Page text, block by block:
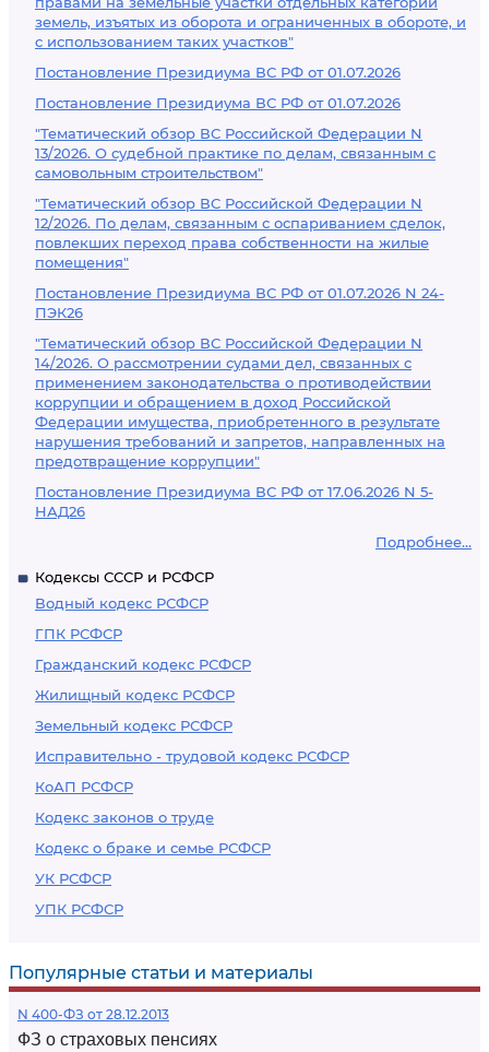
земель, изъятых из оборота и ограниченных в обороте, и
с использованием таких участков"
Постановление Президиума ВС РФ от 01.07.2026
Постановление Президиума ВС РФ от 01.07.2026
"Тематический обзор ВС Российской Федерации N
13/2026. О судебной практике по делам, связанным с
самовольным строительством"
"Тематический обзор ВС Российской Федерации N
12/2026. По делам, связанным с оспариванием сделок,
повлекших переход права собственности на жилые
помещения"
Постановление Президиума ВС РФ от 01.07.2026 N 24-
ПЭК26
"Тематический обзор ВС Российской Федерации N
14/2026. О рассмотрении судами дел, связанных с
применением законодательства о противодействии
коррупции и обращением в доход Российской
Федерации имущества, приобретенного в результате
нарушения требований и запретов, направленных на
предотвращение коррупции"
Постановление Президиума ВС РФ от 17.06.2026 N 5-
НАД26
Подробнее...
Кодексы СССР и РСФСР
Водный кодекс РСФСР
ГПК РСФСР
Гражданский кодекс РСФСР
Жилищный кодекс РСФСР
Земельный кодекс РСФСР
Исправительно - трудовой кодекс РСФСР
КоАП РСФСР
Кодекс законов о труде
Кодекс о браке и семье РСФСР
УК РСФСР
УПК РСФСР
Популярные статьи и материалы
N 400-ФЗ от 28.12.2013
ФЗ о страховых пенсиях